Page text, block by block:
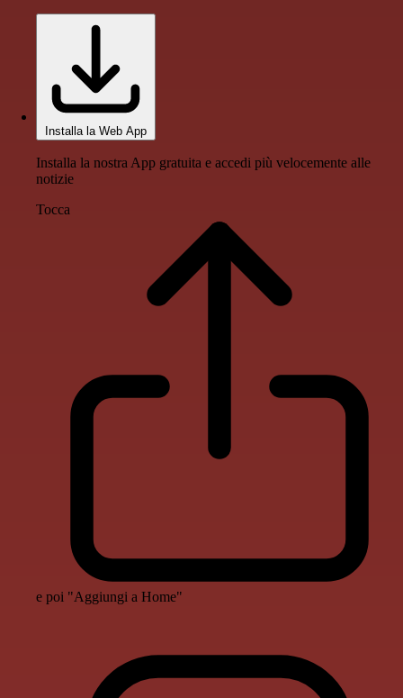
Installa la Web App
Installa la nostra App gratuita e accedi più velocemente alle
notizie
Tocca
e poi "Aggiungi a Home"